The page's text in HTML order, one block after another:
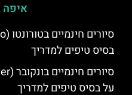
איפה
בסיס טיפים למדריך
על בסיס טיפים למדריך